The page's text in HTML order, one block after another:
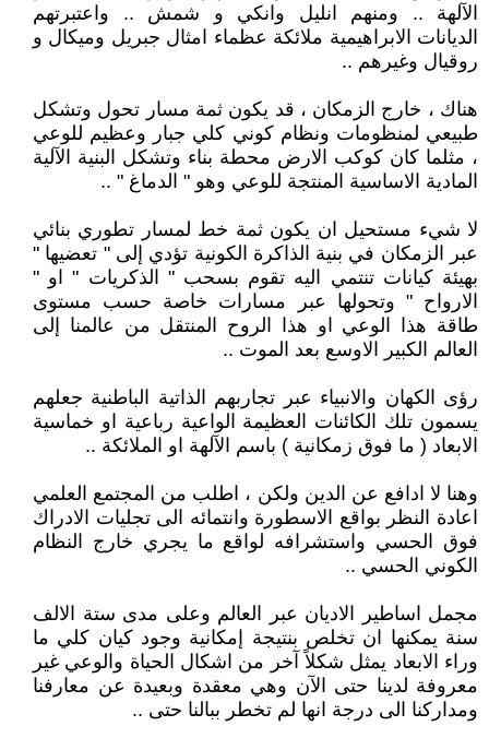
الآلهة .. ومنهم انليل وانكي و شمش .. واعتبرتهم
الديانات الابراهيمية ملائكة عظماء امثال جبريل وميكال و
روقيال وغيرهم ..
هناك ، خارج الزمكان ، قد يكون ثمة مسار تحول وتشكل
طبيعي لمنظومات ونظام كوني كلي جبار وعظيم للوعي
، مثلما كان كوكب الارض محطة بناء وتشكل البنية الآلية
المادية الاساسية المنتجة للوعي وهو " الدماغ " ..
لا شيء مستحيل ان يكون ثمة خط لمسار تطوري بنائي
عبر الزمكان في بنية الذاكرة الكونية تؤدي إلى " تعضيها "
بهيئة كيانات تنتمي اليه تقوم بسحب " الذكريات " او "
الارواح " وتحولها عبر مسارات خاصة حسب مستوى
طاقة هذا الوعي او هذا الروح المنتقل من عالمنا إلى
العالم الكبير الاوسع بعد الموت ..
رؤى الكهان والانبياء عبر تجاربهم الذاتية الباطنية جعلهم
يسمون تلك الكائنات العظيمة الواعية رباعية او خماسية
الابعاد ( ما فوق زمكانية ) باسم الآلهة او الملائكة ..
وهنا لا ادافع عن الدين ولكن ، اطلب من المجتمع العلمي
اعادة النظر بواقع الاسطورة وانتمائه الى تجليات الادراك
فوق الحسي واستشرافه لواقع ما يجري خارج النظام
الكوني الحسي ..
مجمل اساطير الاديان عبر العالم وعلى مدى ستة الالف
سنة يمكنها ان تخلص بنتيجة إمكانية وجود كيان كلي ما
وراء الابعاد يمثل شكلاً آخر من اشكال الحياة والوعي غير
معروفة لدينا حتى الآن وهي معقدة وبعيدة عن معارفنا
ومداركنا الى درجة انها لم تخطر ببالنا حتى ..